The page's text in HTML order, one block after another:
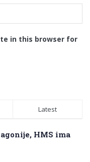
in this browser for
Latest
HMS ima